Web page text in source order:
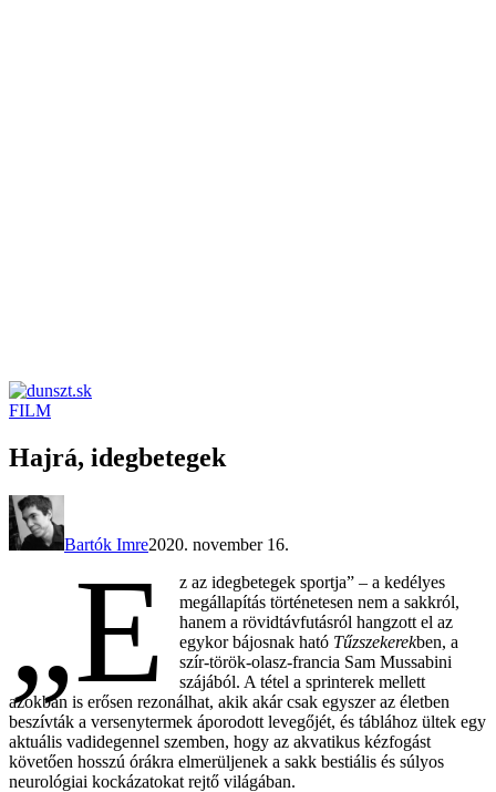
FILM
Hajrá, idegbetegek
Bartók Imre2020. november 16.
„E
z az idegbetegek sportja” – a kedélyes
megállapítás történetesen nem a sakkról,
hanem a rövidtávfutásról hangzott el az
egykor bájosnak ható Tűzszekerekben, a
szír-török-olasz-francia Sam Mussabini
szájából. A tétel a sprinterek mellett
azokban is erősen rezonálhat, akik akár csak egyszer az életben
beszívták a versenytermek áporodott levegőjét, és táblához ültek egy
aktuális vadidegennel szemben, hogy az akvatikus kézfogást
követően hosszú órákra elmerüljenek a sakk bestiális és súlyos
neurológiai kockázatokat rejtő világában.